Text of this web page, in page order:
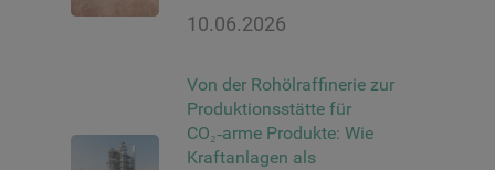
10.06.2026
Von der Rohölraffinerie zur
Produktionsstätte für
CO₂‑arme Produkte: Wie
Kraftanlagen als